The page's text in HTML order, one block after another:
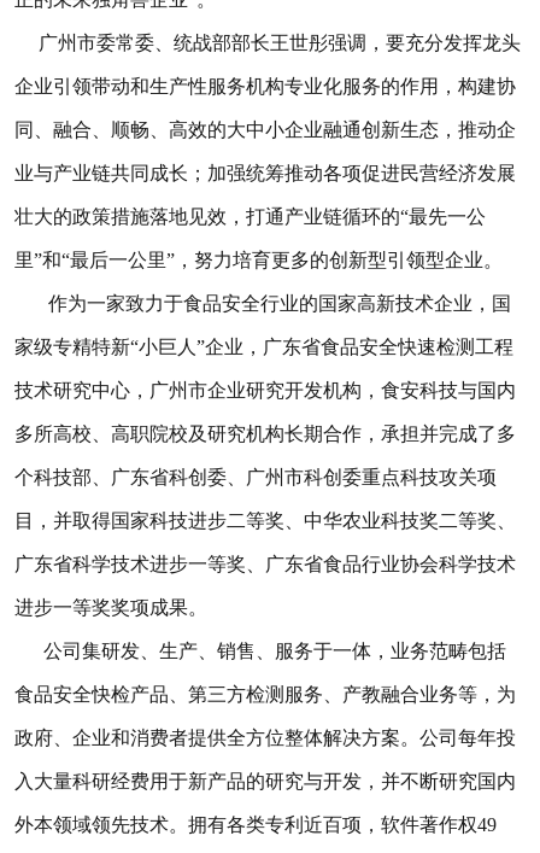
广州市委常委、统战部部长王世彤强调，要充分发挥龙头
企业引领带动和生产性服务机构专业化服务的作用，构建协
同、融合、顺畅、高效的大中小企业融通创新生态，推动企
业与产业链共同成长；加强统筹推动各项促进民营经济发展
壮大的政策措施落地见效，打通产业链循环的“最先一公
里”和“最后一公里”，努力培育更多的创新型引领型企业。
作为一家致力于食品安全行业的国家高新技术企业，国
家级专精特新“小巨人”企业，广东省食品安全快速检测工程
技术研究中心，广州市企业研究开发机构，食安科技与国内
多所高校、高职院校及研究机构长期合作，承担并完成了多
个科技部、广东省科创委、广州市科创委重点科技攻关项
目，并取得国家科技进步二等奖、中华农业科技奖二等奖、
广东省科学技术进步一等奖、广东省食品行业协会科学技术
进步一等奖奖项成果。
公司集研发、生产、销售、服务于一体，业务范畴包括
食品安全快检产品、第三方检测服务、产教融合业务等，为
政府、企业和消费者提供全方位整体解决方案。公司每年投
入大量科研经费用于新产品的研究与开发，并不断研究国内
外本领域领先技术。拥有各类专利近百项，软件著作权49